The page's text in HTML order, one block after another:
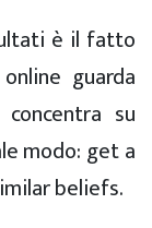
è il fatto
guarda
su
modo: get a
beliefs.